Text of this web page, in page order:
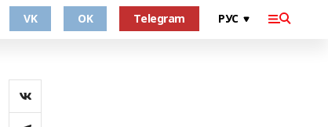
VK OK Telegram